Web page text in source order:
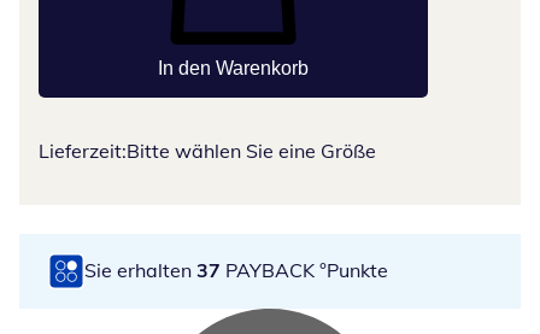
In den Warenkorb
Lieferzeit:Bitte wählen Sie eine Größe
Sie erhalten 37 PAYBACK °Punkte